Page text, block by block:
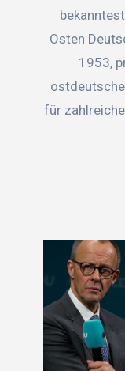
Osten
1953,
für